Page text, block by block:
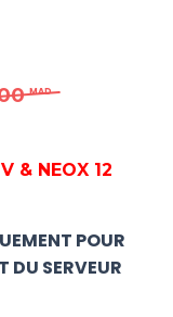
& NEOX 12
POUR
DU SERVEUR